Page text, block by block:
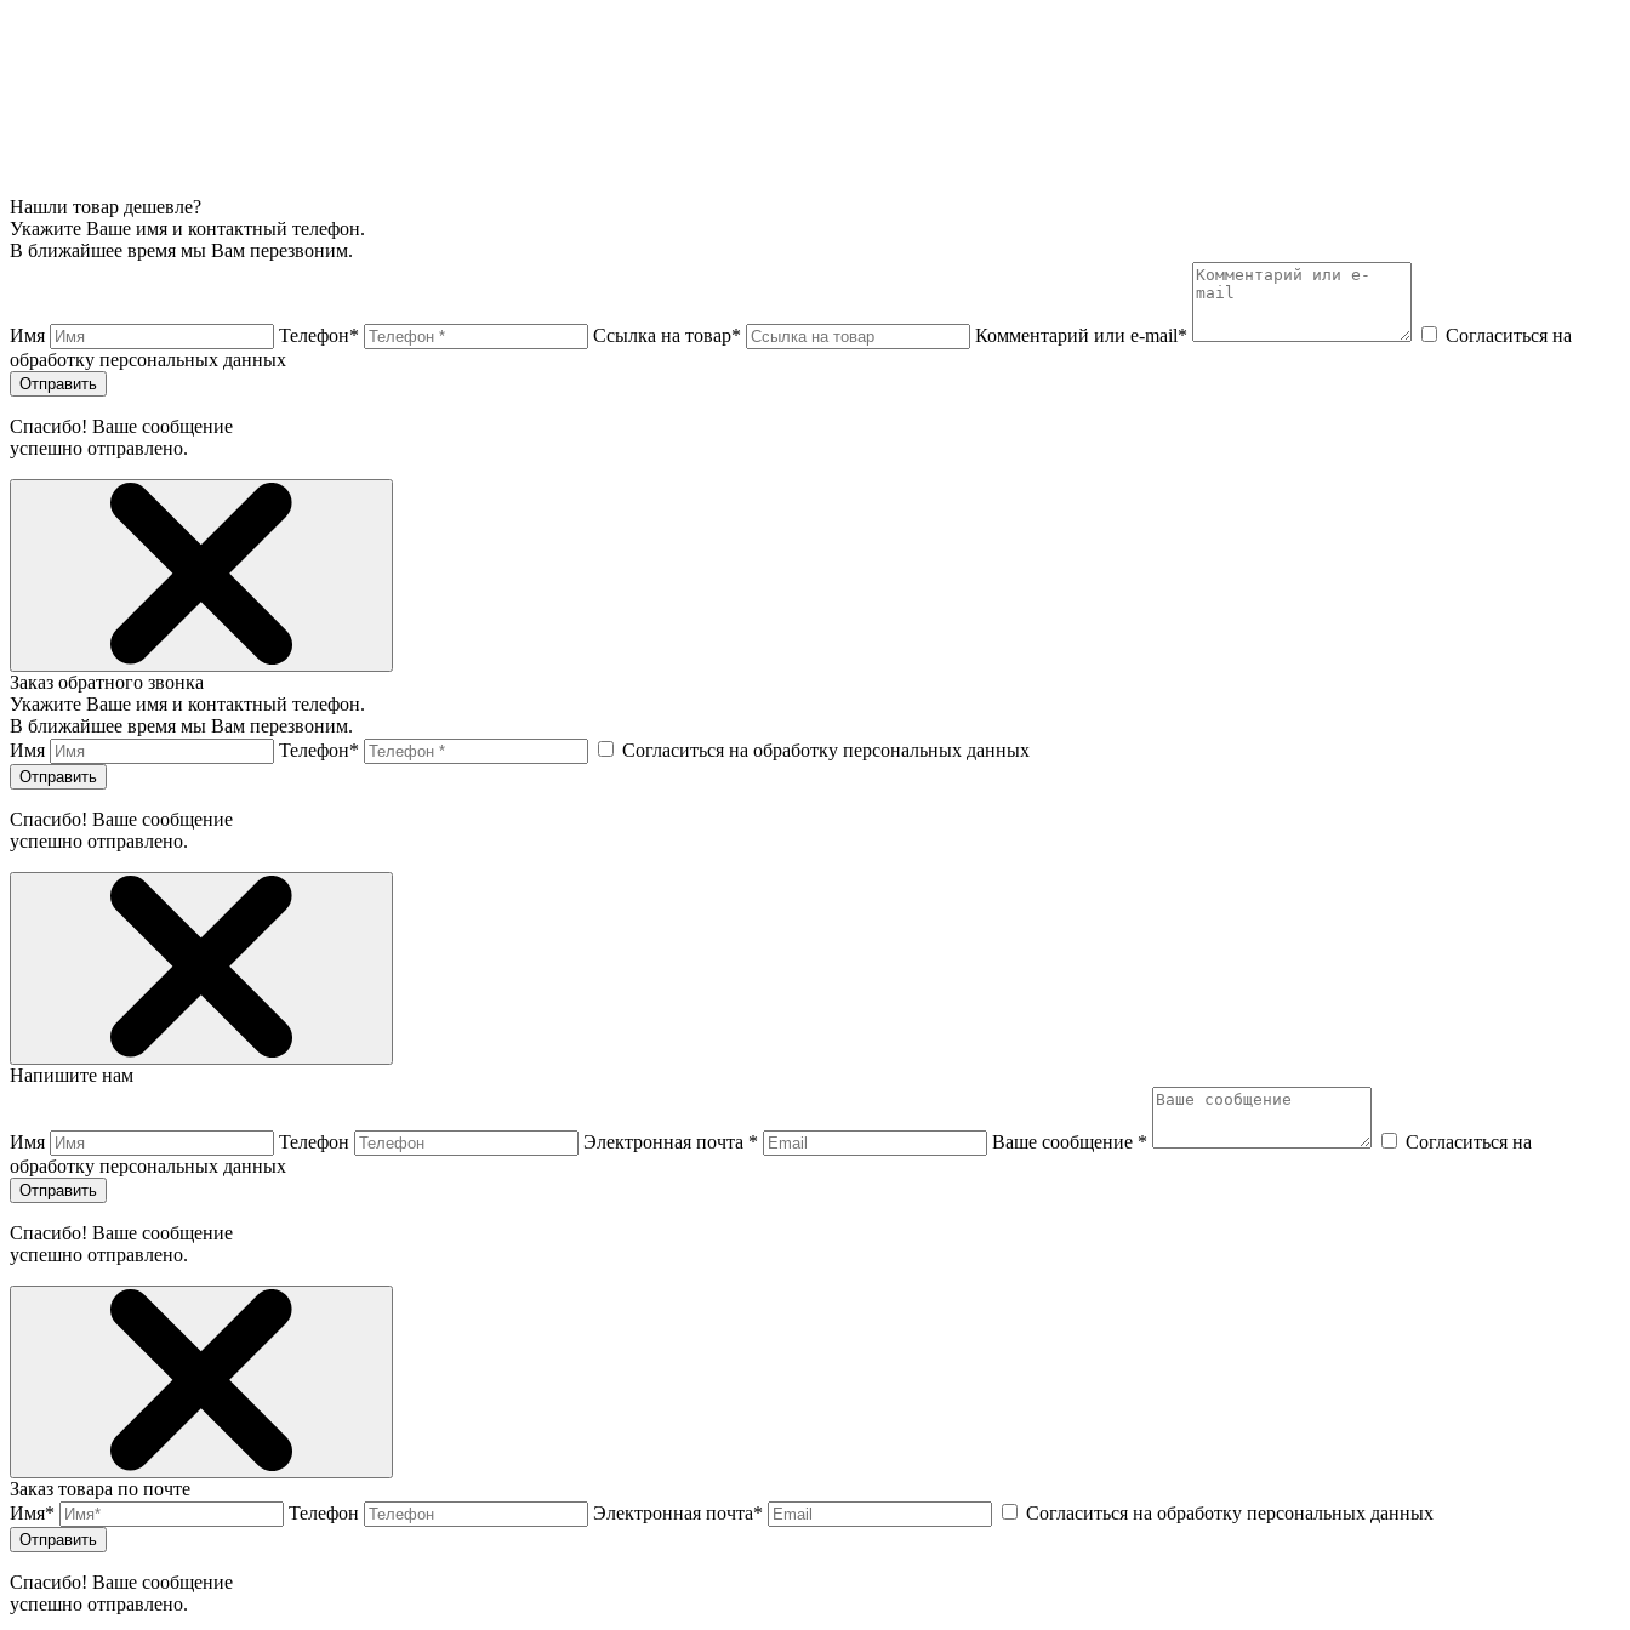
Нашли товар дешевле?
Укажите Ваше имя и контактный телефон.
В ближайшее время мы Вам перезвоним.
Имя Телефон* Ссылка на товар* Комментарий или e-mail*
Согласиться на
обработку персональных данных
Отправить
Спасибо! Ваше сообщение
успешно отправлено.
Заказ обратного звонка
Укажите Ваше имя и контактный телефон.
В ближайшее время мы Вам перезвоним.
Имя
Телефон* Согласиться на обработку персональных данных
Отправить
Спасибо! Ваше сообщение
успешно отправлено.
Напишите нам
Имя Телефон Электронная почта * Ваше сообщение *
Согласиться на
обработку персональных данных
Отправить
Спасибо! Ваше сообщение
успешно отправлено.
Заказ товара по почте
Имя*
Телефон Электронная почта* Согласиться на обработку персональных данных
Отправить
Спасибо! Ваше сообщение
успешно отправлено.